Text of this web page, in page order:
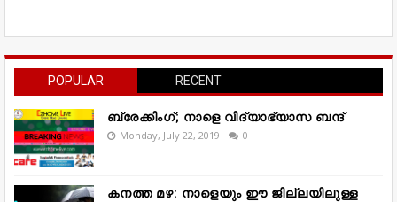
POPULAR RECENT
ബ്രേക്കിംഗ്; നാളെ വിദ്യാഭ്യാസ ബന്ദ്
Monday, July 22, 2019 0
കനത്ത മഴ: നാളെയും ഈ ജില്ലയിലുള്ള